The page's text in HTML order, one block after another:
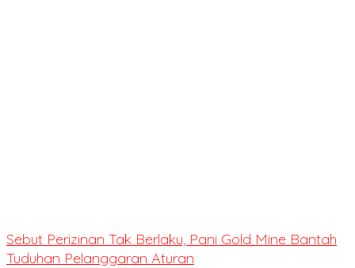
Sebut Perizinan Tak Berlaku, Pani Gold Mine Bantah
Tuduhan Pelanggaran Aturan